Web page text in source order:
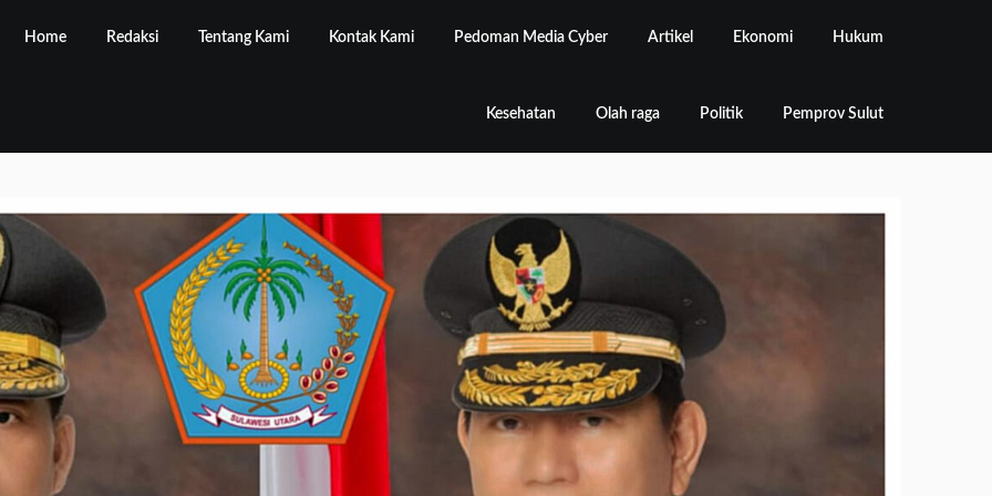
Home Redaksi Tentang Kami Kontak Kami Pedoman Media Cyber Artikel Ekonomi Hukum
Kesehatan Olah raga Politik Pemprov Sulut